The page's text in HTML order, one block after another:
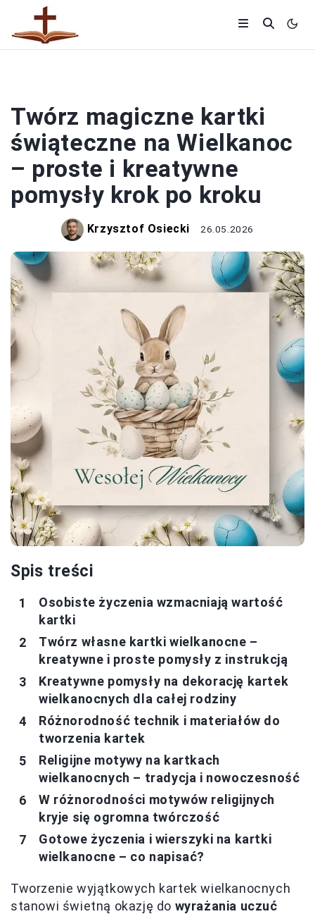
Twórz magiczne kartki
świąteczne na Wielkanoc
– proste i kreatywne
pomysły krok po kroku
Krzysztof Osiecki 26.05.2026
Spis treści
Osobiste życzenia wzmacniają wartość
kartki
Twórz własne kartki wielkanocne –
kreatywne i proste pomysły z instrukcją
Kreatywne pomysły na dekorację kartek
wielkanocnych dla całej rodziny
Różnorodność technik i materiałów do
tworzenia kartek
Religijne motywy na kartkach
wielkanocnych – tradycja i nowoczesność
W różnorodności motywów religijnych
kryje się ogromna twórczość
Gotowe życzenia i wierszyki na kartki
wielkanocne – co napisać?
Tworzenie wyjątkowych kartek wielkanocnych
stanowi świetną okazję do wyrażania uczuć